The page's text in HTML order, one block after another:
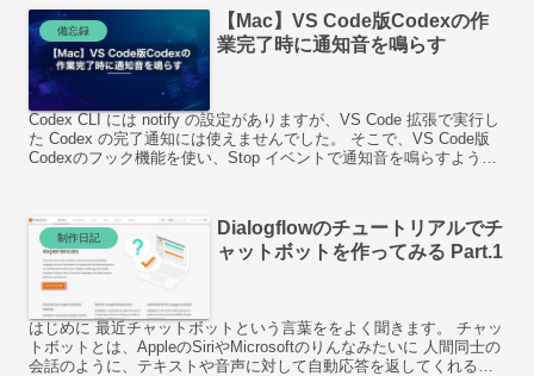
備忘録
【Mac】VS Code版Codexの作
業完了時に通知音を鳴らす
Codex CLI には notify の設定がありますが、VS Code 拡張で実行し
た Codex の完了通知には使えませんでした。 そこで、VS Code版
Codexのフック機能を使い、Stop イベントで通知音を鳴らすように
制作日記
Dialogflowのチュートリアルでチ
ャットボットを作ってみる Part.1
はじめに 最近チャットボットという言葉ををよく聞きます。 チャッ
トボットとは、AppleのSiriやMicrosoftのりんなみたいに 人間同士の
会話のように、テキストや音声に対して自動応答を返してくれるよ